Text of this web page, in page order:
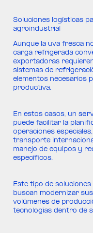
Soluciones logísticas
agroindustrial
Aunque la uva fresca
carga refrigerada
exportadoras
sistemas de
elementos necesarios
productiva.
En estos casos, un
puede facilitar la
operaciones
transporte
manejo de equipos y
específicos.
Este tipo de
buscan modernizar
volúmenes de
tecnologías dentro de